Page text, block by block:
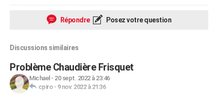
Répondre Posez votre question
Discussions similaires
Problème Chaudière Frisquet
Michael - 20 sept. 2022 à 23:46
cpiro- 9 nov. 2022 à 21:36